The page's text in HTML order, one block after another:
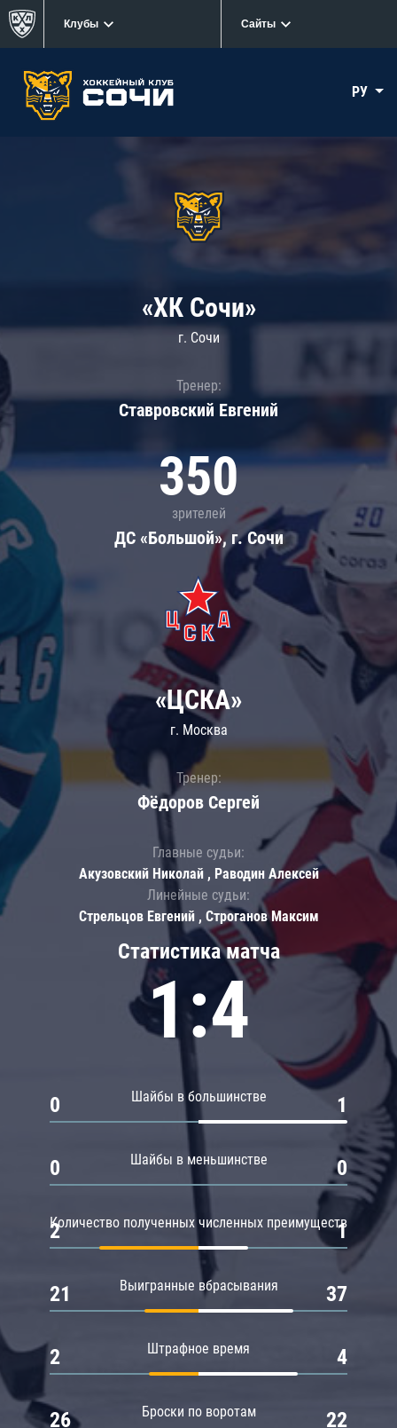
Клубы Сайты
РУ
«ХК Сочи»
г. Сочи
Тренер:
Ставровский Евгений
350
зрителей
ДС «Большой», г. Сочи
Статистика матча
1:4
Шайбы в большинстве
0 1
Шайбы в меньшинстве
0 0
Количество полученных численных преимуществ
2 1
Выигранные вбрасывания
21 37
Штрафное время
2 4
Броски по воротам
26 22
«ЦСКА»
г. Москва
Тренер:
Фёдоров Сергей
Главные судьи:
Акузовский Николай , Раводин Алексей
Линейные судьи:
Стрельцов Евгений , Строганов Максим